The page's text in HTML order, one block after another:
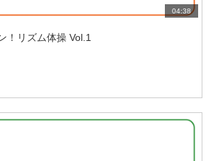
04:38
！リズム体操 Vol.1